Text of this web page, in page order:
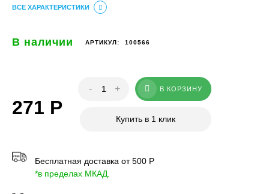
ВСЕ ХАРАКТЕРИСТИКИ
В наличии АРТИКУЛ: 100566
271 Р
- + В КОРЗИНУ
Купить в 1 клик
Бесплатная доставка от 500 Р
*в пределах МКАД.